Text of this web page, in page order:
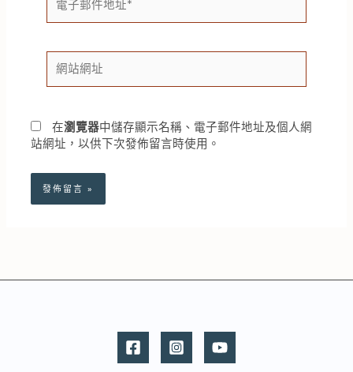
子
地
址
站
網
在瀏覽器中儲存顯示名稱、電子郵件地址及個人網
站網址，以供下次發佈留言時使用。